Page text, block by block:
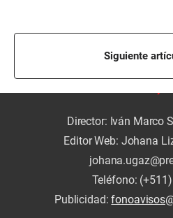
Siguiente
Director: Iván Marco
Editor Web: Johana
Teléfono:
Publicidad: